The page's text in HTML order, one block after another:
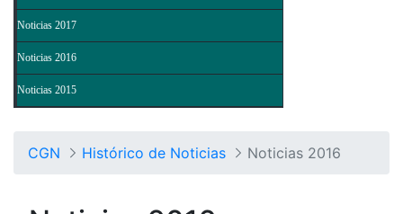
Noticias 2017
Noticias 2016
Noticias 2015
CGN Histórico de Noticias Noticias 2016